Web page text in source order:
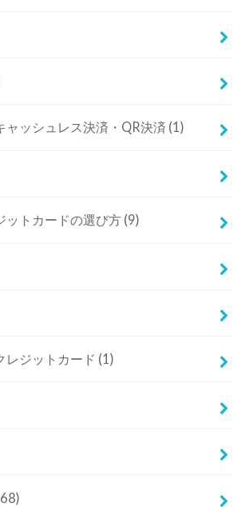
ャッシュレス決済・QR決済 (1)
ットカードの選び方 (9)
レジットカード (1)